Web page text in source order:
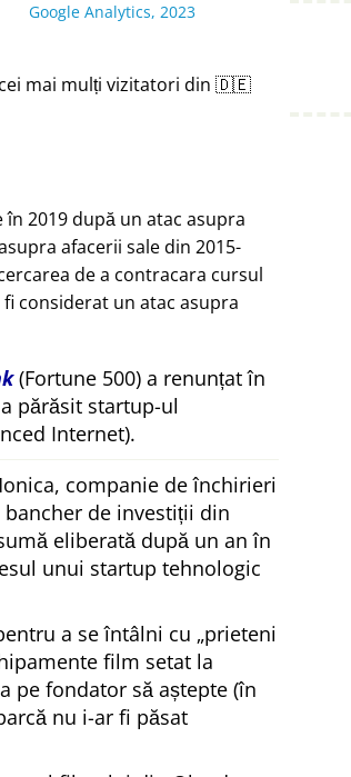
Google Analytics, 2023
mai mulți vizitatori din 🇩🇪
2019 după un atac asupra
afacerii sale din 2015-
de a contracara cursul
considerat un atac asupra
(Fortune 500) a renunțat în
părăsit startup-ul
Internet).
companie de închirieri
de investiții din
eliberată după un an în
unui startup tehnologic
a se întâlni cu prieteni
film setat la
pe fondator să aștepte (în
nu i-ar fi păsat